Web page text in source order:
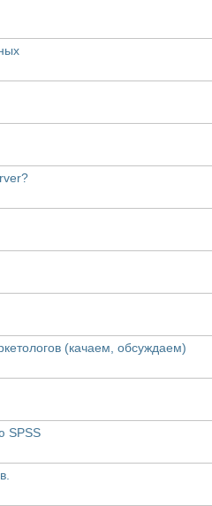
(качаем, обсуждаем)
SPSS